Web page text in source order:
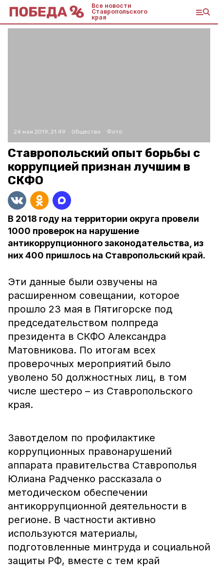
Все новости
Ставропольского
края
24 мая 2019, 21:49 Общество Фото:
Ставропольский опыт борьбы с
коррупцией признан лучшим в
СКФО
В 2018 году на территории округа провели
1000 проверок на нарушение
антикоррупционного законодательства, из
них 400 пришлось на Ставропольский край.
Эти данные были озвучены на
расширенном совещании, которое
прошло 23 мая в Пятигорске под
председательством полпреда
президента в СКФО Александра
Матовникова. По итогам всех
проверочных мероприятий было
уволено 50 должностных лиц, в том
числе шестеро – из Ставропольского
края.
Завотделом по профилактике
коррупционных правонарушений
аппарата правительства Ставрополья
Юлиана Радченко рассказала о
методическом обеспечении
антикоррупционной деятельности в
регионе. В частности активно
используются материалы,
подготовленные минтруда и социальной
защиты РФ, вместе с тем край